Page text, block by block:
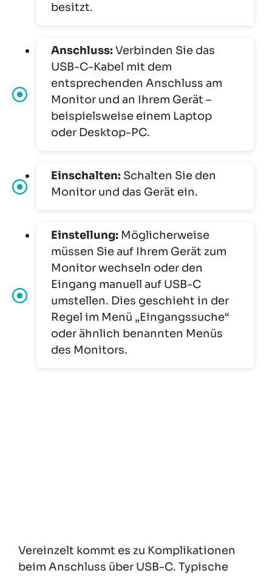
besitzt.
Anschluss: Verbinden Sie das
USB-C-Kabel mit dem
entsprechenden Anschluss am
Monitor und an Ihrem Gerät –
beispielsweise einem Laptop
oder Desktop-PC.
Einschalten: Schalten Sie den
Monitor und das Gerät ein.
Einstellung: Möglicherweise
müssen Sie auf Ihrem Gerät zum
Monitor wechseln oder den
Eingang manuell auf USB-C
umstellen. Dies geschieht in der
Regel im Menü „Eingangssuche“
oder ähnlich benannten Menüs
des Monitors.
Vereinzelt kommt es zu Komplikationen
beim Anschluss über USB-C. Typische